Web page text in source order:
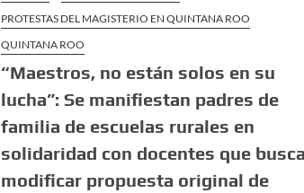
PROTESTAS DEL MAGISTERIO EN QUINTANA ROO
QUINTANA ROO
“Maestros, no están solos en su
lucha”: Se manifiestan padres de
familia de escuelas rurales en
solidaridad con docentes que
modificar propuesta original de